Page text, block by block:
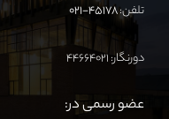
تلفن:۴۵۱۷۸-۰۲۱
دورنگار: ۴۴۶۶۴۰۲۱
عضو رسمی در: